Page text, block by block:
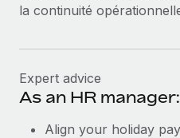
la continuité
Expert advice
As an HR manager:
Align your holiday